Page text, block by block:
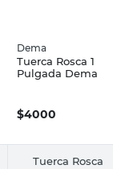
Dema
Tuerca Rosca 1
Pulgada Dema
$4000
Tuerca Rosca